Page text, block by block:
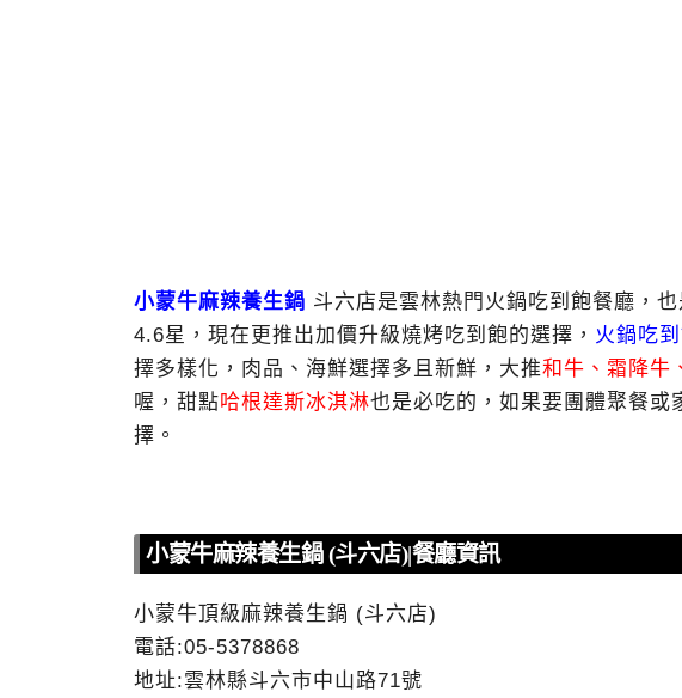
小蒙牛麻辣養生鍋 斗六店是雲林熱門火鍋吃到飽餐廳，也
4.6星，現在更推出加價升級燒烤吃到飽的選擇， 火鍋吃
擇多樣化，肉品、海鮮選擇多且新鮮，大推和牛、霜降牛
喔，甜點哈根達斯冰淇淋也是必吃的，如果要團體聚餐或
擇。
小蒙牛麻辣養生鍋 (斗六店)|餐廳資訊
小蒙牛頂級麻辣養生鍋 (斗六店)
電話:05-5378868
地址:雲林縣斗六市中山路71號